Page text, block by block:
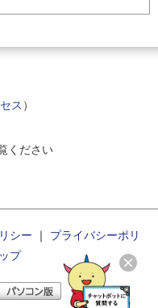
ス ）
ください
シー ｜
プライバシーポリ
プ